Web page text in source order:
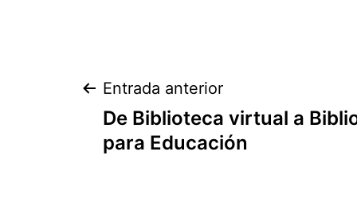
Navegación
de
Entrada anterior
De Biblioteca virtual a
para Educación